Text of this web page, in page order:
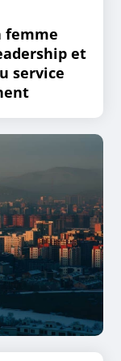
femme
et
service